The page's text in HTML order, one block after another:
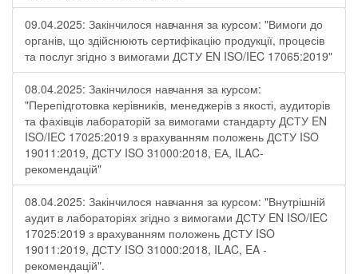
09.04.2025: Закінчилося навчання за курсом: "Вимоги до
органів, що здійснюють сертифікацію продукції, процесів
та послуг згідно з вимогами ДСТУ EN ISO/IEC 17065:2019"
08.04.2025: Закінчилося навчання за курсом:
"Перепідготовка керівників, менеджерів з якості, аудиторів
та фахівців лабораторій за вимогами стандарту ДСТУ EN
ISO/IEC 17025:2019 з врахуванням положень ДСТУ ISO
19011:2019, ДСТУ ISO 31000:2018, ЕА, ILAC-
рекомендацій"
08.04.2025: Закінчилося навчання за курсом: "Внутрішній
аудит в лабораторіях згідно з вимогами ДСТУ EN ISO/IEC
17025:2019 з врахуванням положень ДСТУ ISO
19011:2019, ДСТУ ISO 31000:2018, ILAC, EA -
рекомендацій".